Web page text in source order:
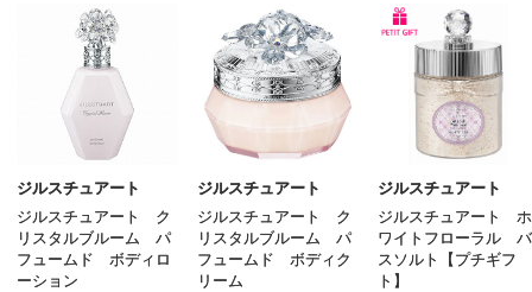
ボディクリーム
ボディオイル
ボディスクラブ
ハンドケア
フットケア
サンケア（ボディ）
ジルスチュアート
ジルスチュアート ク
リスタルブルーム パ
フュームド ボディロ
ーション
ジルスチュアート
ジルスチュアート ク
リスタルブルーム パ
フュームド ボディク
リーム
ジルスチュアート
ジルスチュアート ホ
ワイトフローラル バ
スソルト【プチギフ
ト】